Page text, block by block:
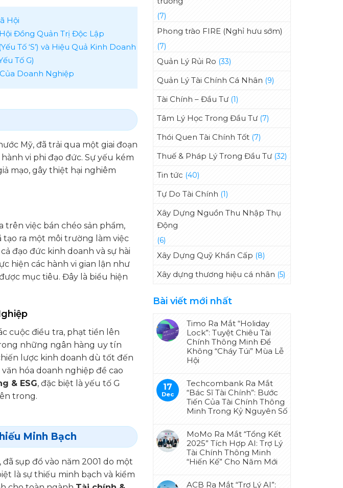
Hội
Đồng Quản Trị Độc Lập
Tố ‘S’) và Hiệu Quả Kinh Doanh
Tố G)
Doanh Nghiệp
Mỹ, đã trải qua một giai đoạn
vi phi đạo đức. Sự yếu kém
mạo, gây thiệt hại nghiêm
việc bán chéo sản phẩm,
ra một môi trường làm việc
đạo đức kinh doanh và sự hài
hiện các hành vi gian lận như
mục tiêu. Đây là biểu hiện
cuộc điều tra, phạt tiền lên
những ngân hàng uy tín
lược kinh doanh dù tốt đến
hóa doanh nghiệp đề cao
& ESG, đặc biệt là yếu tố G
trong.
Minh Bạch
sụp đổ vào năm 2001 do một
là sự thiếu minh bạch và kiểm
(7)
Phong trào FIRE (Nghỉ hưu sớm)
(7)
Quản Lý Rủi Ro (33)
Quản Lý Tài Chính Cá Nhân (9)
Tài Chính – Đầu Tư (1)
Tâm Lý Học Trong Đầu Tư (7)
Thói Quen Tài Chính Tốt (7)
Thuế & Pháp Lý Trong Đầu Tư (32)
Tin tức (40)
Tự Do Tài Chính (1)
Xây Dựng Nguồn Thu Nhập Thụ
Động
(6)
Xây Dựng Quỹ Khẩn Cấp (8)
Xây dựng thương hiệu cá nhân (5)
Bài viết mới nhất
Timo Ra Mắt “Holiday
Lock”: Tuyệt Chiêu Tài
Chính Thông Minh Để
Không “Cháy Túi” Mùa Lễ
Hội
17
Dec
Techcombank Ra Mắt
“Bác Sĩ Tài Chính”: Bước
Tiến Của Tài Chính Thông
Minh Trong Kỷ Nguyên Số
MoMo Ra Mắt “Tổng Kết
2025” Tích Hợp AI: Trợ Lý
Tài Chính Thông Minh
“Hiến Kế” Cho Năm Mới
ACB Ra Mắt “Trợ Lý AI”: